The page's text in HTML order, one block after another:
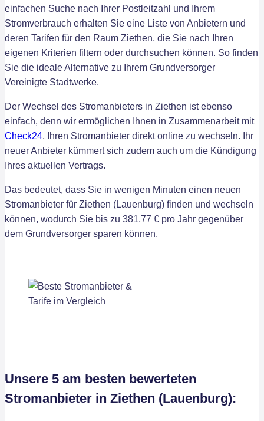
einfachen Suche nach Ihrer Postleitzahl und Ihrem
Stromverbrauch erhalten Sie eine Liste von Anbietern und
deren Tarifen für den Raum Ziethen, die Sie nach Ihren
eigenen Kriterien filtern oder durchsuchen können. So finden
Sie die ideale Alternative zu Ihrem Grundversorger
Vereinigte Stadtwerke.
Der Wechsel des Stromanbieters in Ziethen ist ebenso
einfach, denn wir ermöglichen Ihnen in Zusammenarbeit mit
Check24, Ihren Stromanbieter direkt online zu wechseln. Ihr
neuer Anbieter kümmert sich zudem auch um die Kündigung
Ihres aktuellen Vertrags.
Das bedeutet, dass Sie in wenigen Minuten einen neuen
Stromanbieter für Ziethen (Lauenburg) finden und wechseln
können, wodurch Sie bis zu 381,77 € pro Jahr gegenüber
dem Grundversorger sparen können.
Unsere 5 am besten bewerteten
Stromanbieter in Ziethen (Lauenburg):